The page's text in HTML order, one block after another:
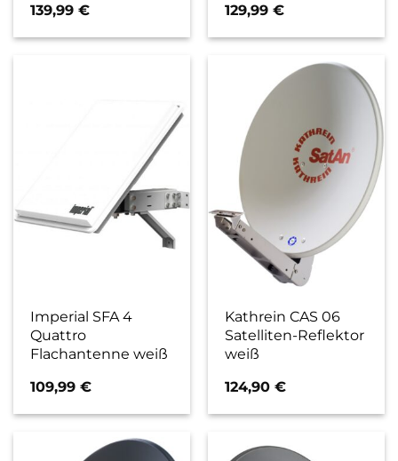
139,99€ 129,99€
Imperial SFA 4
Quattro
Flachantenne weiß
109,99€
Kathrein CAS 06
Satelliten-Reflektor
weiß
124,90€